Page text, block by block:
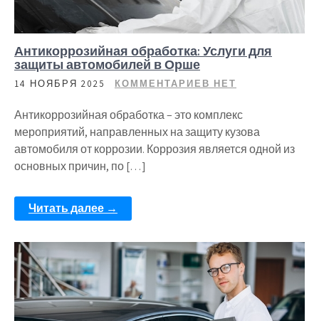
Антикоррозийная обработка: Услуги для
защиты автомобилей в Орше
14 НОЯБРЯ 2025 КОММЕНТАРИЕВ НЕТ
Антикоррозийная обработка – это комплекс
мероприятий, направленных на защиту кузова
автомобиля от коррозии. Коррозия является одной из
основных причин, по […]
Читать далее →